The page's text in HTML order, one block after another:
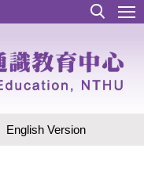
English Version